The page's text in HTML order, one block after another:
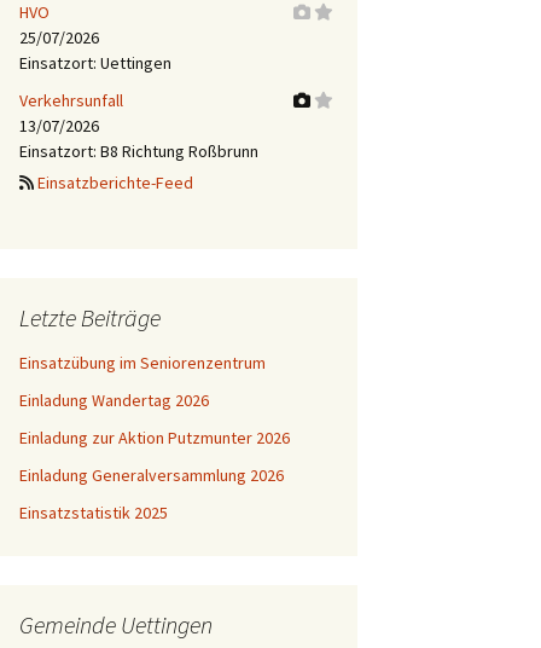
HVO
25/07/2026
Einsatzort: Uettingen
Verkehrsunfall
13/07/2026
Einsatzort: B8 Richtung Roßbrunn
Einsatzberichte-Feed
Letzte Beiträge
Einsatzübung im Seniorenzentrum
Einladung Wandertag 2026
Einladung zur Aktion Putzmunter 2026
Einladung Generalversammlung 2026
Einsatzstatistik 2025
Gemeinde Uettingen